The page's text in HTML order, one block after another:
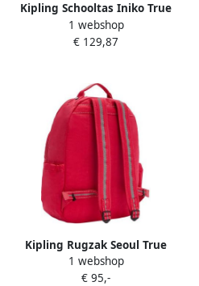
Kipling Schooltas Iniko True
Pink
1 webshop
€ 129,87
Kipling Rugzak Seoul True
Pink
1 webshop
€ 95,-